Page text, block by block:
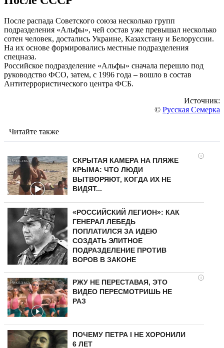
После распада Советского союза несколько групп
подразделения «Альфы», чей состав уже превышал несколько
сотен человек, достались Украине, Казахстану и Белоруссии.
На их основе формировались местные подразделения
спецназа.
Российское подразделение «Альфы» сначала перешло под
руководство ФСО, затем, с 1996 года – вошло в состав
Антитеррористического центра ФСБ.
Источник:
© Русская Семерка
Читайте также
i
СКРЫТАЯ КАМЕРА НА ПЛЯЖЕ
КРЫМА: ЧТО ЛЮДИ
ВЫТВОРЯЮТ, КОГДА ИХ НЕ
ВИДЯТ...
«РОССИЙСКИЙ ЛЕГИОН»: КАК
ГЕНЕРАЛ ЛЕБЕДЬ
ПОПЛАТИЛСЯ ЗА ИДЕЮ
СОЗДАТЬ ЭЛИТНОЕ
ПОДРАЗДЕЛЕНИЕ ПРОТИВ
ВОРОВ В ЗАКОНЕ
i
РЖУ НЕ ПЕРЕСТАВАЯ, ЭТО
ВИДЕО ПЕРЕСМОТРИШЬ НЕ
РАЗ
ПОЧЕМУ ПЕТРА I НЕ ХОРОНИЛИ
6 ЛЕТ